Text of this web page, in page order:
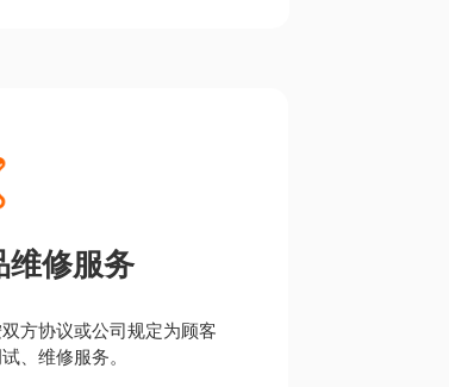
维修服务
方协议或公司规定为顾客
、维修服务。